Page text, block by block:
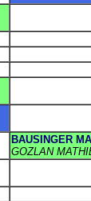
BAUSINGER
GOZLAN